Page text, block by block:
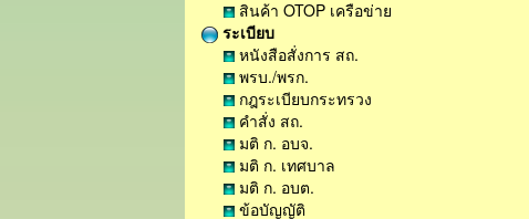
สินค้า OTOP เครือข่าย
ระเบียบ
หนังสือสั่งการ สถ.
พรบ./พรก.
กฎระเบียบกระทรวง
คำสั่ง สถ.
มติ ก. อบจ.
มติ ก. เทศบาล
มติ ก. อบต.
ข้อบัญญัติ